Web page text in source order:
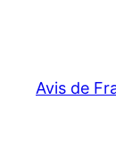
Avis de